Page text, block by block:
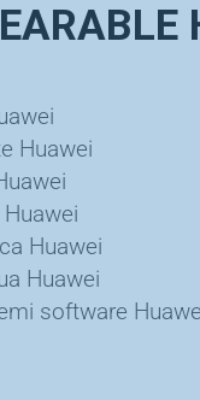
Huawei
Huawei
Huawei
software